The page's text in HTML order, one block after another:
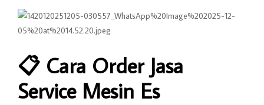
📋 Cara Order Jasa
Service Mesin Es